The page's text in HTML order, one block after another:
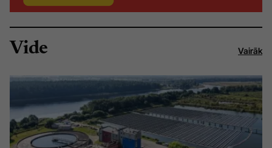
Vide Vairāk